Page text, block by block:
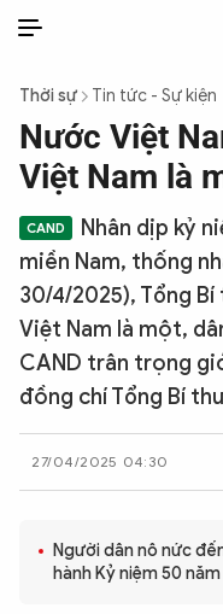
THỜI SỰ
CHỐNG DIỄN BIẾN HÒA
CÔNG AN TRONG LÒNG
XÃ HỘI
CÔNG NGHỆ
QUỐC TẾ
Thời sự Tin tức - Sự kiện
Nước Việt
Việt Nam là
Nhân dịp kỷ
miền Nam, thống
30/4/2025), Tổng
Việt Nam là một,
CAND trân trọng
đồng chí Tổng Bí
27/04/2025 04:30
Người dân nô nức
hành Kỷ niệm 50